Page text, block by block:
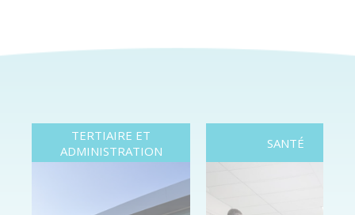
TERTIAIRE ET
ADMINISTRATION
SANTÉ